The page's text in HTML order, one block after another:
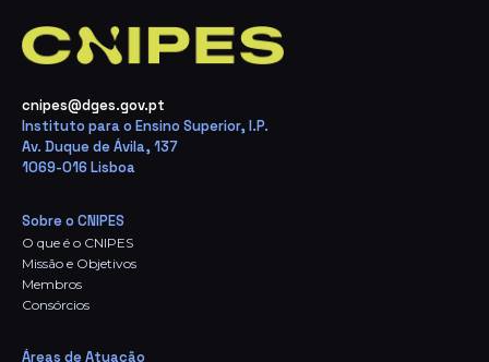
cnipes@dges.gov.pt
Instituto para o Ensino Superior, I.P.
Av. Duque de Ávila, 137
1069-016 Lisboa
Sobre o CNIPES
O que é o CNIPES
Missão e Objetivos
Membros
Consórcios
Áreas de Atuação